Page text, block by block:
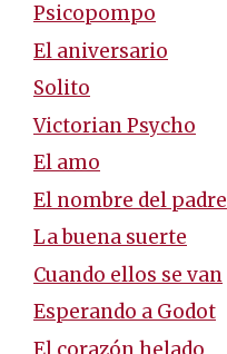
Psicopompo
El aniversario
Solito
Victorian Psycho
El amo
El nombre del padre
La buena suerte
Cuando ellos se van
Esperando a Godot
El corazón helado